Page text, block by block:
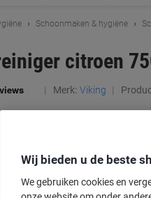
Schoonmaken & hygiëne
citroen
Merk: Viking
Wij bieden u de beste
We gebruiken cookies en